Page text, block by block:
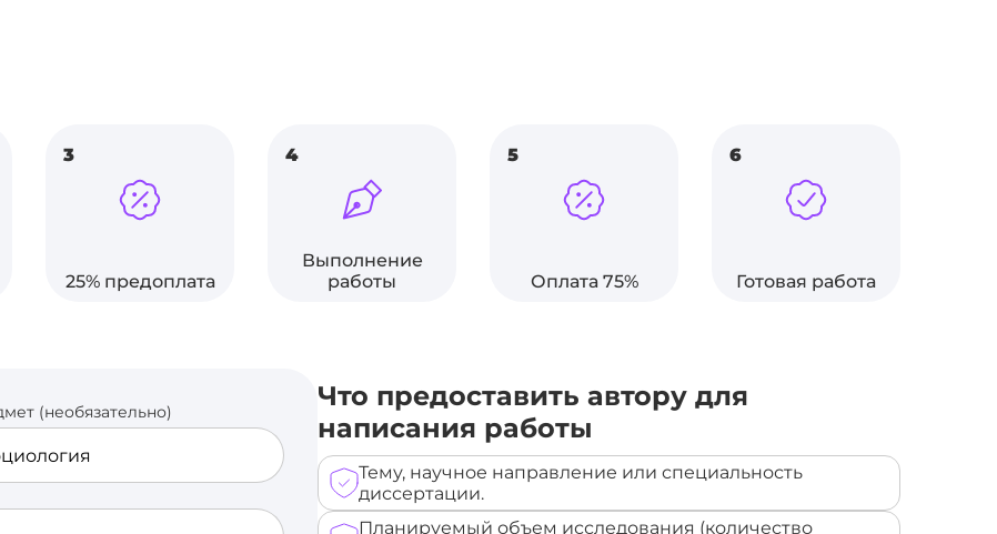
3
25% предоплата
4
Выполнение
работы
5
Оплата 75%
6
Готовая работа
Что предоставить автору для
написания работы
Тему, научное направление или специальность
диссертации.
Планируемый объем исследования (количество
(необязательно)